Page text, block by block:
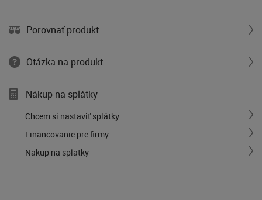
Porovnať produkt
Otázka na produkt
Nákup na splátky
Chcem si nastaviť splátky
Financovanie pre firmy
Nákup na splátky